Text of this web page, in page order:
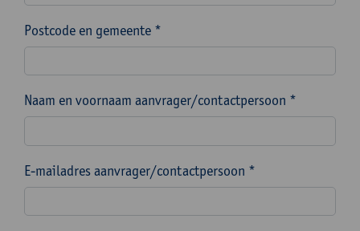
Postcode en gemeente *
Naam en voornaam aanvrager/contactpersoon *
E-mailadres aanvrager/contactpersoon *